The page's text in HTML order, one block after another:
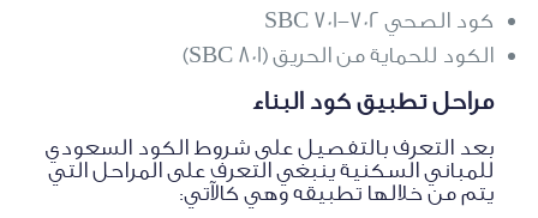
كود الصحي SBC 701-702
الكود للحماية من الحريق (SBC 801)
مراحل تطبيق كود البناء
بعد التعرف بالتفصيل على شروط الكود السعودي
للمباني السكنية ينبغي التعرف على المراحل التي
يتم من خلالها تطبيقه وهي كالآتي: